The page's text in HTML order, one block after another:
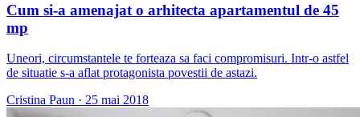
Cum si-a amenajat o arhitecta apartamentul de 45
mp
Uneori, circumstantele te forteaza sa faci compromisuri. Intr-o astfel
de situatie s-a aflat protagonista povestii de astazi.
Cristina Paun · 25 mai 2018